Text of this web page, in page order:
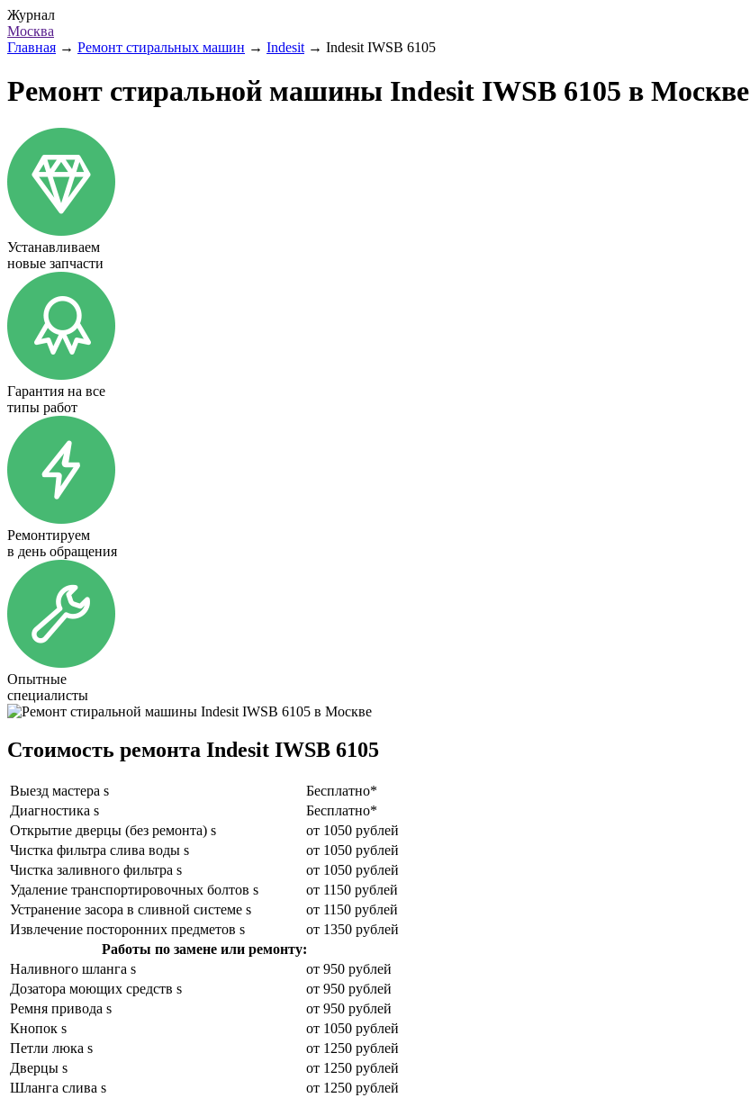
Журнал
Москва
Главная → Ремонт стиральных машин → Indesit → Indesit IWSB 6105
Ремонт стиральной машины Indesit IWSB 6105 в Москве
Устанавливаем
новые запчасти
Гарантия на все
типы работ
Ремонтируем
в день обращения
Опытные
специалисты
Стоимость ремонта Indesit IWSB 6105
Выезд мастера s
Бесплатно*
Диагностика s
Бесплатно*
Открытие дверцы (без ремонта) s
от 1050 рублей
Чистка фильтра слива воды s
от 1050 рублей
Чистка заливного фильтра s
от 1050 рублей
Удаление транспортировочных болтов s
от 1150 рублей
Устранение засора в сливной системе s
от 1150 рублей
Извлечение посторонних предметов s
от 1350 рублей
Работы по замене или ремонту:
Наливного шланга s
от 950 рублей
Дозатора моющих средств s
от 950 рублей
Ремня привода s
от 950 рублей
Кнопок s
от 1050 рублей
Петли люка s
от 1250 рублей
Дверцы s
от 1250 рублей
Шланга слива s
от 1250 рублей